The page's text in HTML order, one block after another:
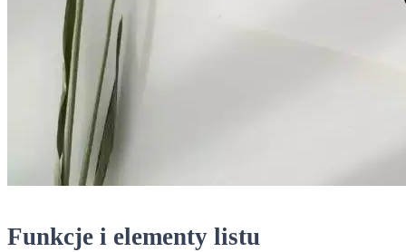
Funkcje i elementy listu